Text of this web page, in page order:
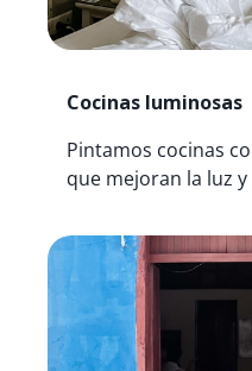
Cocinas luminosas
Pintamos cocinas
que mejoran la luz